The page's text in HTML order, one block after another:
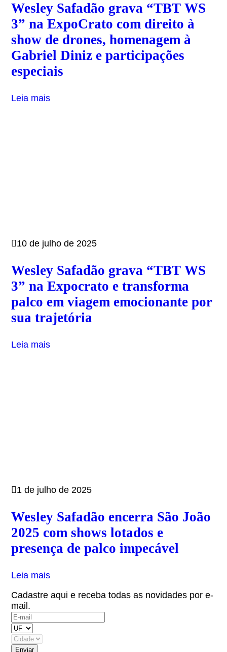
Wesley Safadão grava “TBT WS
3” na ExpoCrato com direito à
show de drones, homenagem à
Gabriel Diniz e participações
especiais
Leia mais
10 de julho de 2025
Wesley Safadão grava “TBT WS
3” na Expocrato e transforma
palco em viagem emocionante por
sua trajetória
Leia mais
1 de julho de 2025
Wesley Safadão encerra São João
2025 com shows lotados e
presença de palco impecável
Leia mais
Cadastre aqui e receba todas as novidades por e-
mail.